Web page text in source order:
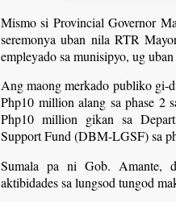
Mismo si Provincial Governor
seremonya uban nila RTR
empleyado sa munisipyo, ug uban
Ang maong merkado publiko gi-
Php10 million alang sa phase 2
Php10 million gikan sa
Support Fund (DBM-LGSF) sa
Sumala pa ni Gob. Amante,
aktibidades sa lungsod tungod